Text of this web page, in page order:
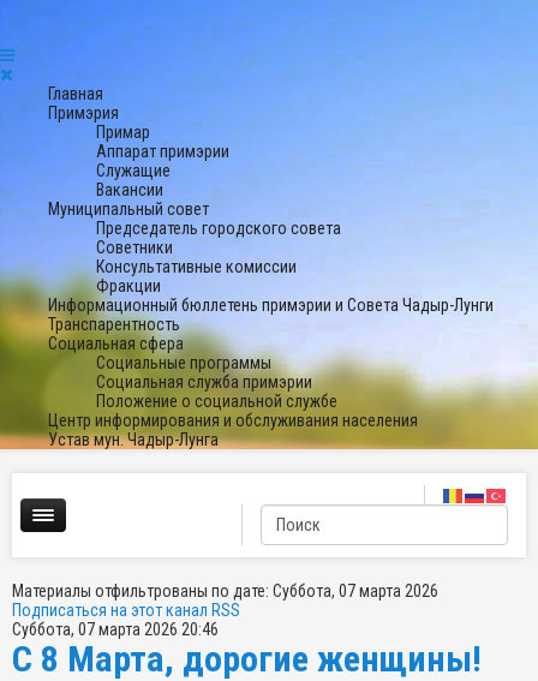
Главная
Примэрия
Примар
Аппарат примэрии
Служащие
Вакансии
Муниципальный совет
Председатель городского совета
Советники
Консультативные комиссии
Фракции
Информационный бюллетень примэрии и Совета Чадыр-Лунги
Транспарентность
Социальная сфера
Социальные программы
Социальная служба примэрии
Положение о социальной службе
Центр информирования и обслуживания населения
Устав мун. Чадыр-Лунга
Материалы отфильтрованы по дате: Суббота, 07 марта 2026
Подписаться на этот канал RSS
Суббота, 07 марта 2026 20:46
С 8 Марта, дорогие женщины!